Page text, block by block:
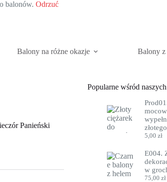
balonów. Odrzuć
Balony na różne okazje Balony z
Panieński
Popularne wśród
złotego
5,00zł
E004.
w
75,00zł